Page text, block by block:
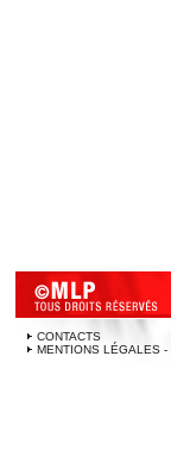
CONTACTS
MENTIONS LÉGALES